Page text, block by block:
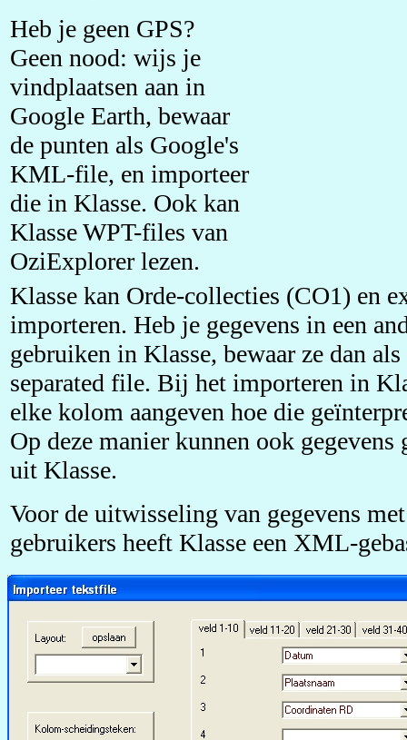
Heb je geen GPS?
Geen nood: wijs je
vindplaatsen aan in
Google Earth, bewaar
de punten als Google's
KML-file, en importeer
die in Klasse. Ook kan
Klasse WPT-files van
OziExplorer lezen.
Klasse kan Orde-collecties (CO1) en
importeren. Heb je gegevens in een
gebruiken in Klasse, bewaar ze dan
separated file. Bij het importeren in
elke kolom aangeven hoe die
Op deze manier kunnen ook gegevens
uit Klasse.
Voor de uitwisseling van gegevens
gebruikers heeft Klasse een XML-